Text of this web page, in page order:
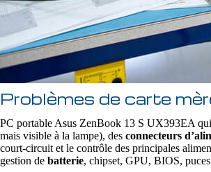
Problèmes de carte
PC portable Asus ZenBook 13 S UX393EA
mais visible à la lampe), des connecteurs
court‑circuit et le contrôle des principales
gestion de batterie, chipset, GPU, BIOS,